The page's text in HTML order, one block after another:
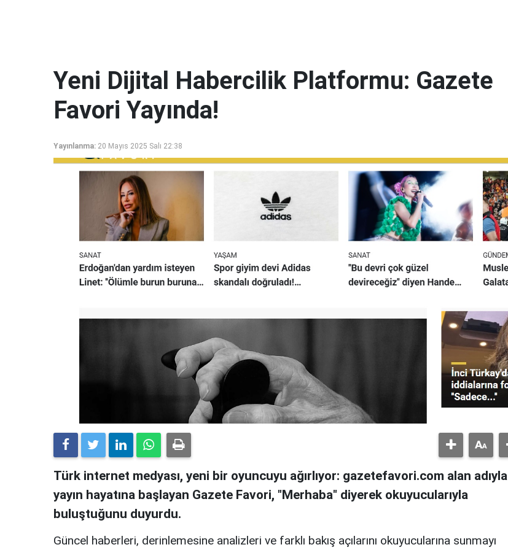
Yeni Dijital Habercilik Platformu: Gazete
Favori Yayında!
Yayınlanma: 20 Mayıs 2025 Salı 22:38
Türk internet medyası, yeni bir oyuncuyu ağırlıyor: gazetefavori.com alan adıyla
yayın hayatına başlayan Gazete Favori, "Merhaba" diyerek okuyucularıyla
buluştuğunu duyurdu.
Güncel haberleri, derinlemesine analizleri ve farklı bakış açılarını okuyucularına sunmayı